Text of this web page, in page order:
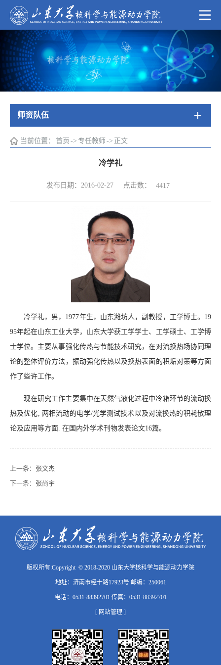
师资队伍
当前位置： 首页 -> 专任教师 -> 正文
冷学礼
发布日期：2016-02-27 点击数： 4417
冷学礼，男，1977年生，山东潍坊人，副教授，工学博士。19
95年起在山东工业大学，山东大学获工学学士、工学硕士、工学博
士学位。主要从事强化传热与节能技术研究，在对流换热场协同理
论的整体评价方法，振动强化传热以及换热表面的积垢对策等方面
作了些许工作。
现在研究工作主要集中在天然气液化过程中冷箱环节的流动换
热及优化, 两相流动的电学/光学测试技术以及对流换热的积耗散理
论及应用等方面. 在国内外学术刊物发表论文16篇。
上一条： 张文杰
下一条： 张尚宇
版权所有:Copyright © 2018-2020 山东大学核科学与能源动力学院
地址：济南市经十路17923号 邮编：250061
电话：0531-88392701 传真：0531-88392701
[ 网站管理 ]